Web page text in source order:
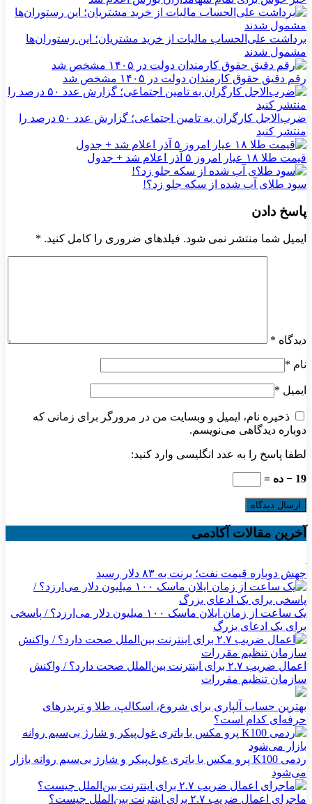
برداشت علی‌الحساب مالیات از خرید مشتریان؛ این رستوران‌ها
مشمول شدند
رقم دقیق حقوق کارمندان دولت در ۱۴۰۵ مشخص شد
ضرب‌الاجل کارگران به تامین اجتماعی؛ گزارش عدد ۵۰ درصد را
منتشر کنید
قیمت طلا ۱۸ عیار امروز ۵ آذر اعلام شد + جدول
سود طلای آب شده از سکه جلو زد؟!
پاسخ دادن
ایمیل شما منتشر نمی شود. فیلدهای ضروری را کامل کنید. *
دیدگاه *
نام *
ایمیل *
ذخیره نام، ایمیل و وبسایت من در مرورگر برای زمانی که
دوباره دیدگاهی می‌نویسم.
لطفا پاسخ را به عدد انگلیسی وارد کنید:
19 − ده =
آخرین مقالات آکادمی
جهش دوباره قیمت نفت؛ برنت به ۸۳ دلار رسید
یک ساعت از زمان ایلان ماسک ۱۰۰ میلیون دلار می‌ارزد؟ / پاسخی
برای یک ادعای بزرگ
اعمال ضریب ۲.۷ برای اینترنت بین‌الملل صحت دارد؟ / واکنش
سازمان تنظیم مقررات
بهترین حساب آلپاری برای شروع، اسکالپ، طلا و تریدرهای
حرفه‌ای کدام است؟
ردمی K100 پرو مکس با باتری غول‌پیکر و شارژ بی‌سیم روانه بازار
می‌شود
ماجرای اعمال ضریب ۲.۷ برای اینترنت بین‌الملل چیست؟